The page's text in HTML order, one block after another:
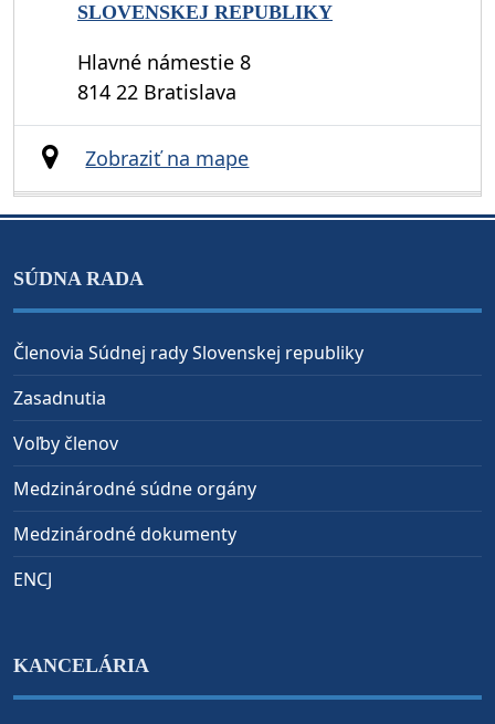
SLOVENSKEJ REPUBLIKY
Hlavné námestie 8
814 22 Bratislava
Zobraziť na mape
SÚDNA RADA
Členovia Súdnej rady Slovenskej republiky
Zasadnutia
Voľby členov
Medzinárodné súdne orgány
Medzinárodné dokumenty
ENCJ
KANCELÁRIA